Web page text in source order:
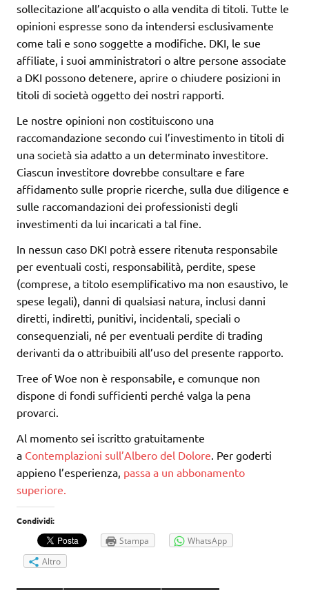
sollecitazione all’acquisto o alla vendita di titoli. Tutte le
opinioni espresse sono da intendersi esclusivamente
come tali e sono soggette a modifiche. DKI, le sue
affiliate, i suoi amministratori o altre persone associate
a DKI possono detenere, aprire o chiudere posizioni in
titoli di società oggetto dei nostri rapporti.
Le nostre opinioni non costituiscono una
raccomandazione secondo cui l’investimento in titoli di
una società sia adatto a un determinato investitore.
Ciascun investitore dovrebbe consultare e fare
affidamento sulle proprie ricerche, sulla due diligence e
sulle raccomandazioni dei professionisti degli
investimenti da lui incaricati a tal fine.
In nessun caso DKI potrà essere ritenuta responsabile
per eventuali costi, responsabilità, perdite, spese
(comprese, a titolo esemplificativo ma non esaustivo, le
spese legali), danni di qualsiasi natura, inclusi danni
diretti, indiretti, punitivi, incidentali, speciali o
consequenziali, né per eventuali perdite di trading
derivanti da o attribuibili all’uso del presente rapporto.
Tree of Woe non è responsabile, e comunque non
dispone di fondi sufficienti perché valga la pena
provarci.
Al momento sei iscritto gratuitamente
a Contemplazioni sull’Albero del Dolore . Per goderti
appieno l’esperienza, passa a un abbonamento
superiore.
Condividi:
Stampa
WhatsApp
Altro